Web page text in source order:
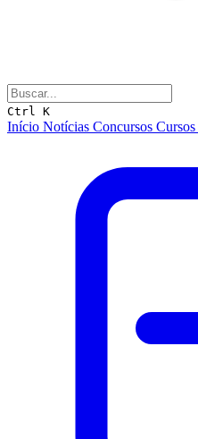
Ctrl K
Início Notícias Concursos Cursos